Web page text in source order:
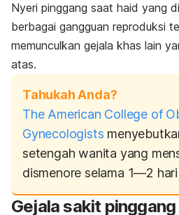
Nyeri pinggang saat haid yang
berbagai gangguan reproduksi
memunculkan gejala khas lain
atas.
Tahukah Anda?
The American College of
Gynecologists
setengah wanita yang
dismenore selama 1—2
Gejala sakit